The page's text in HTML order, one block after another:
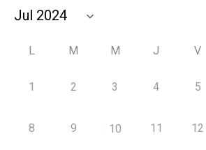
L M M J V
1 2 3 4 5
8 9 10 11 12